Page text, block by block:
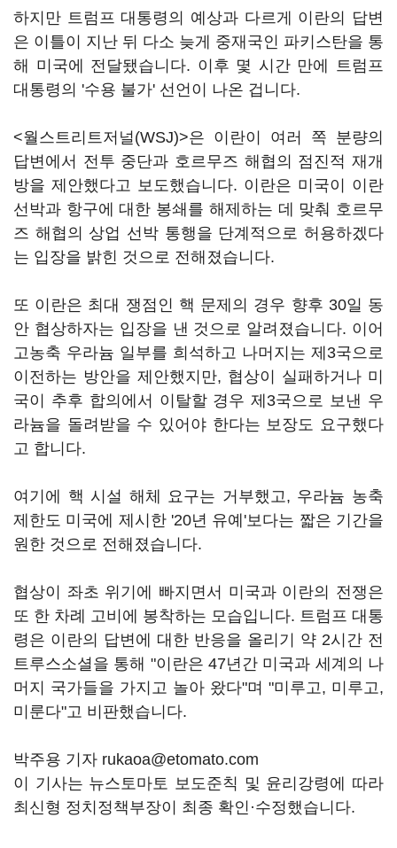
하지만 트럼프 대통령의 예상과 다르게 이란의 답변
은 이틀이 지난 뒤 다소 늦게 중재국인 파키스탄을 통
해 미국에 전달됐습니다. 이후 몇 시간 만에 트럼프
대통령의 '수용 불가' 선언이 나온 겁니다.
<월스트리트저널(WSJ)>은 이란이 여러 쪽 분량의
답변에서 전투 중단과 호르무즈 해협의 점진적 재개
방을 제안했다고 보도했습니다. 이란은 미국이 이란
선박과 항구에 대한 봉쇄를 해제하는 데 맞춰 호르무
즈 해협의 상업 선박 통행을 단계적으로 허용하겠다
는 입장을 밝힌 것으로 전해졌습니다.
또 이란은 최대 쟁점인 핵 문제의 경우 향후 30일 동
안 협상하자는 입장을 낸 것으로 알려졌습니다. 이어
고농축 우라늄 일부를 희석하고 나머지는 제3국으로
이전하는 방안을 제안했지만, 협상이 실패하거나 미
국이 추후 합의에서 이탈할 경우 제3국으로 보낸 우
라늄을 돌려받을 수 있어야 한다는 보장도 요구했다
고 합니다.
여기에 핵 시설 해체 요구는 거부했고, 우라늄 농축
제한도 미국에 제시한 '20년 유예'보다는 짧은 기간을
원한 것으로 전해졌습니다.
협상이 좌초 위기에 빠지면서 미국과 이란의 전쟁은
또 한 차례 고비에 봉착하는 모습입니다. 트럼프 대통
령은 이란의 답변에 대한 반응을 올리기 약 2시간 전
트루스소셜을 통해 "이란은 47년간 미국과 세계의 나
머지 국가들을 가지고 놀아 왔다"며 "미루고, 미루고,
미룬다"고 비판했습니다.
박주용 기자 rukaoa@etomato.com
이 기사는 뉴스토마토 보도준칙 및 윤리강령에 따라
최신형 정치정책부장이 최종 확인·수정했습니다.